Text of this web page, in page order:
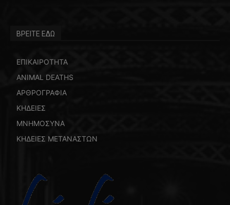
ΒΡΕΙΤΕ ΕΔΩ
ΕΠΙΚΑΙΡΟΤΗΤΑ
ANIMAL DEATHS
ΑΡΘΡΟΓΡΑΦΙΑ
ΚΗΔΕΙΕΣ
ΜΝΗΜΟΣΥΝΑ
ΚΗΔΕΙΕΣ ΜΕΤΑΝΑΣΤΩΝ